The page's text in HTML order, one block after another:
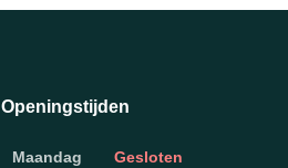
Openingstijden
Maandag Gesloten